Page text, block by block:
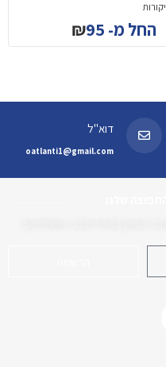
החל מ- ₪95
דוא"ל
oatlanti1@gmail.com